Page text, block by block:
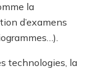
la
d’examens
technologies, la